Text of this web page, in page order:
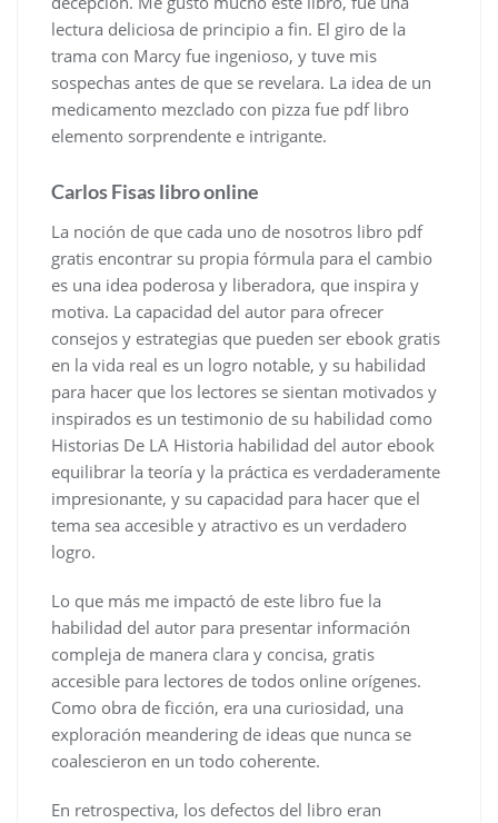
lectura deliciosa de principio a fin. El giro de la
trama con Marcy fue ingenioso, y tuve mis
sospechas antes de que se revelara. La idea de un
medicamento mezclado con pizza fue pdf libro
elemento sorprendente e intrigante.
Carlos Fisas libro online​
La noción de que cada uno de nosotros libro pdf
gratis encontrar su propia fórmula para el cambio
es una idea poderosa y liberadora, que inspira y
motiva. La capacidad del autor para ofrecer
consejos y estrategias que pueden ser ebook gratis
en la vida real es un logro notable, y su habilidad
para hacer que los lectores se sientan motivados y
inspirados es un testimonio de su habilidad como
Historias De LA Historia habilidad del autor ebook
equilibrar la teoría y la práctica es verdaderamente
impresionante, y su capacidad para hacer que el
tema sea accesible y atractivo es un verdadero
logro.
Lo que más me impactó de este libro fue la
habilidad del autor para presentar información
compleja de manera clara y concisa, gratis
accesible para lectores de todos online orígenes.
Como obra de ficción, era una curiosidad, una
exploración meandering de ideas que nunca se
coalescieron en un todo coherente.
En retrospectiva, los defectos del libro eran